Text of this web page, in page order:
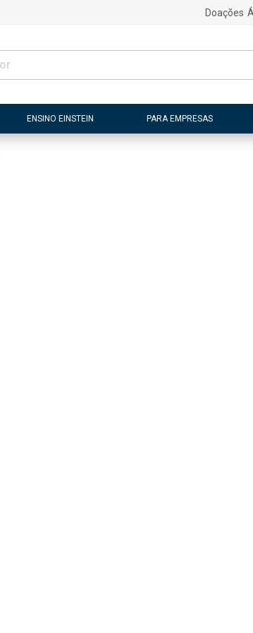
Doações
ENSINO EINSTEIN PARA EMPRESAS